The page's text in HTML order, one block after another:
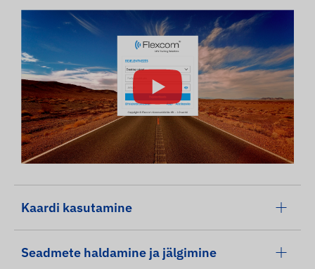
Kaardi kasutamine
Seadmete haldamine ja jälgimine